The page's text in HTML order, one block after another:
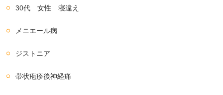
30代 女性 寝違え
メニエール病
ジストニア
帯状疱疹後神経痛